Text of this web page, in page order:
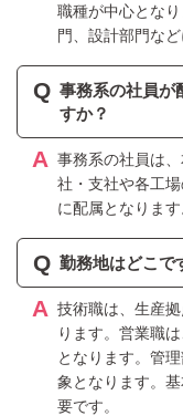
職種が中心とな
門、設計部門な
Q 事務系の社員が
すか？
A 事務系の社員は
社・支社や各工
に配属となります
Q 勤務地はどこで
A 技術職は、生産
ります。営業職
となります。管
象となります。
要です。